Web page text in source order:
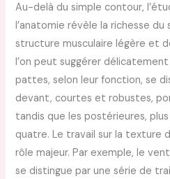
Au-delà du simple contour,
l’anatomie révèle la richesse
structure musculaire légère et
l’on peut suggérer délicatement
pattes, selon leur fonction, se
devant, courtes et robustes,
tandis que les postérieures,
quatre. Le travail sur la texture
rôle majeur. Par exemple, le
se distingue par une série de